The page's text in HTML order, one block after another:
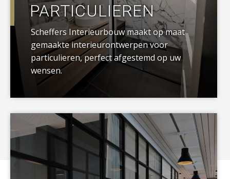
PARTICULIEREN
Scheffers Interieurbouw maakt op maat
gemaakte interieurontwerpen voor
particulieren, perfect afgestemd op uw
wensen.
a